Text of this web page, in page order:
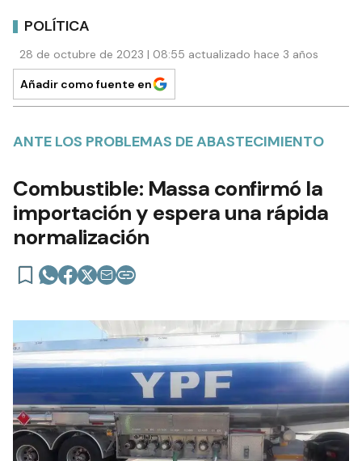
POLÍTICA
28 de octubre de 2023 | 08:55 actualizado hace 3 años
Añadir como fuente en
ANTE LOS PROBLEMAS DE ABASTECIMIENTO
Combustible: Massa confirmó la
importación y espera una rápida
normalización